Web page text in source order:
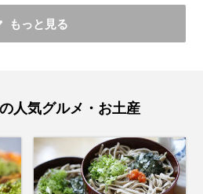
もっと見る
人気グルメ・お土産